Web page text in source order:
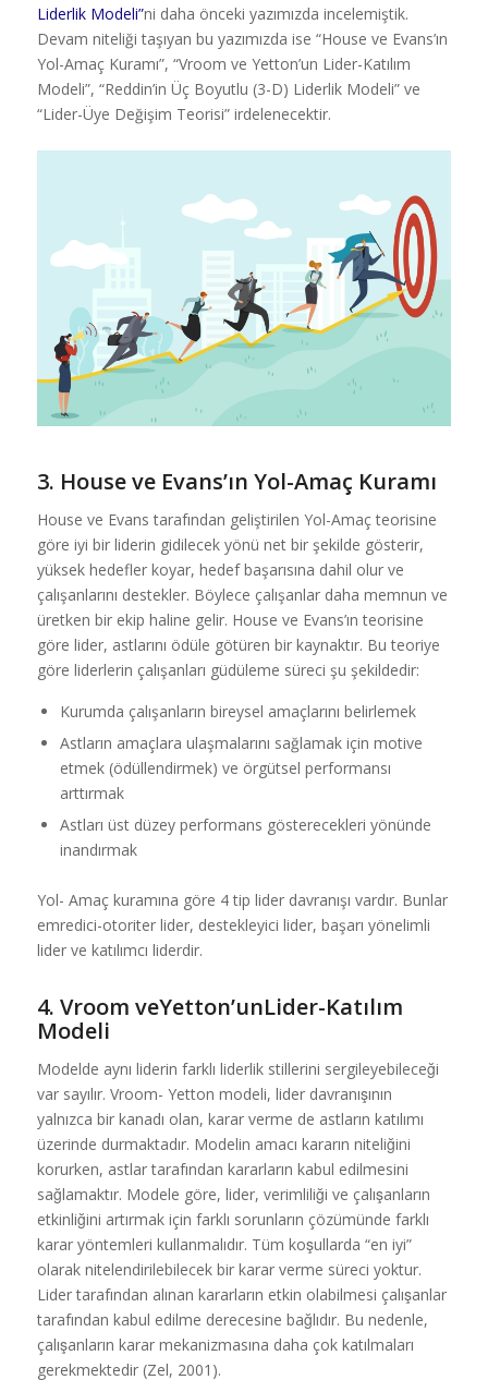
Liderlik Modeli”ni daha önceki yazımızda incelemiştik.
Devam niteliği taşıyan bu yazımızda ise “House ve Evans’ın
Yol-Amaç Kuramı”, “Vroom ve Yetton’un Lider-Katılım
Modeli”, “Reddin’in Üç Boyutlu (3-D) Liderlik Modeli” ve
“Lider-Üye Değişim Teorisi” irdelenecektir.
3. House ve Evans’ın Yol-Amaç Kuramı
House ve Evans tarafından geliştirilen Yol-Amaç teorisine
göre iyi bir liderin gidilecek yönü net bir şekilde gösterir,
yüksek hedefler koyar, hedef başarısına dahil olur ve
çalışanlarını destekler. Böylece çalışanlar daha memnun ve
üretken bir ekip haline gelir. House ve Evans’ın teorisine
göre lider, astlarını ödüle götüren bir kaynaktır. Bu teoriye
göre liderlerin çalışanları güdüleme süreci şu şekildedir:
Kurumda çalışanların bireysel amaçlarını belirlemek
Astların amaçlara ulaşmalarını sağlamak için motive
etmek (ödüllendirmek) ve örgütsel performansı
arttırmak
Astları üst düzey performans gösterecekleri yönünde
inandırmak
Yol- Amaç kuramına göre 4 tip lider davranışı vardır. Bunlar
emredici-otoriter lider, destekleyici lider, başarı yönelimli
lider ve katılımcı liderdir.
4. Vroom veYetton’unLider-Katılım
Modeli
Modelde aynı liderin farklı liderlik stillerini sergileyebileceği
var sayılır. Vroom- Yetton modeli, lider davranışının
yalnızca bir kanadı olan, karar verme de astların katılımı
üzerinde durmaktadır. Modelin amacı kararın niteliğini
korurken, astlar tarafından kararların kabul edilmesini
sağlamaktır. Modele göre, lider, verimliliği ve çalışanların
etkinliğini artırmak için farklı sorunların çözümünde farklı
karar yöntemleri kullanmalıdır. Tüm koşullarda “en iyi”
olarak nitelendirilebilecek bir karar verme süreci yoktur.
Lider tarafından alınan kararların etkin olabilmesi çalışanlar
tarafından kabul edilme derecesine bağlıdır. Bu nedenle,
çalışanların karar mekanizmasına daha çok katılmaları
gerekmektedir (Zel, 2001).